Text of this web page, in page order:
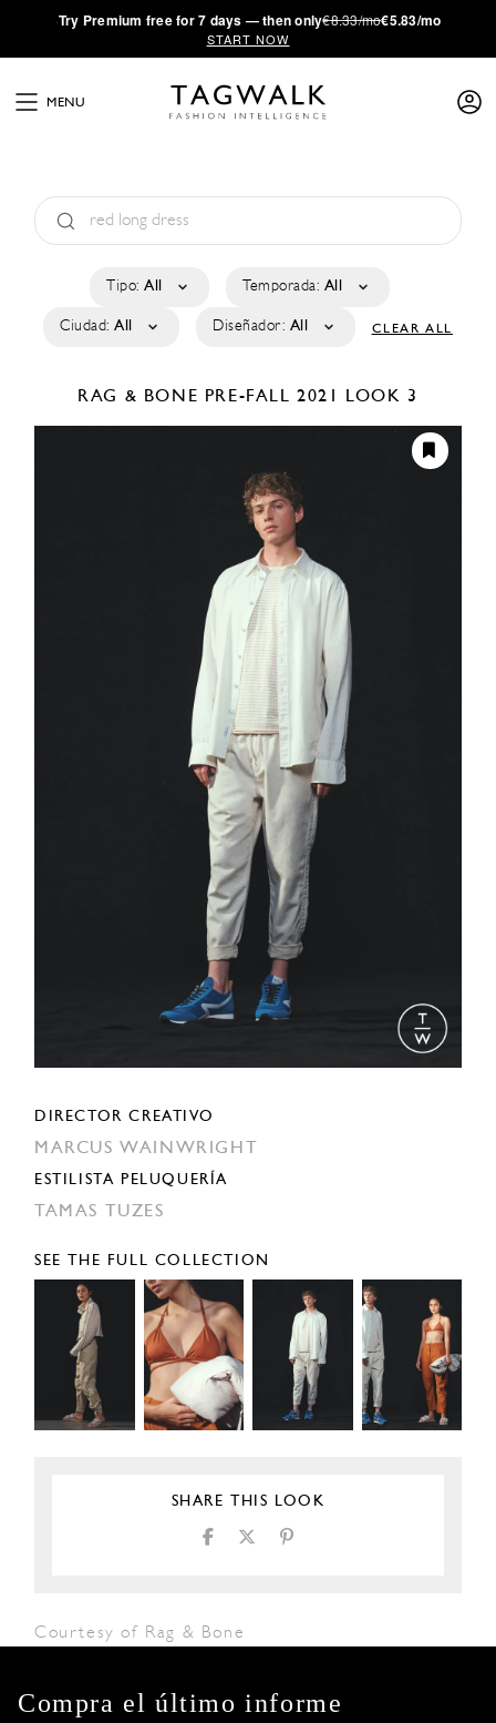
·Try Premium free for 7 days — then only€8.33/mo€5.83/mo
START NOW
MENU
Tipo: All Temporada: All
Ciudad: All Diseñador: All CLEAR ALL
RAG & BONE PRE-FALL 2021 LOOK 3
DIRECTOR CREATIVO
MARCUS WAINWRIGHT
ESTILISTA PELUQUERÍA
TAMAS TUZES
SEE THE FULL COLLECTION
SHARE THIS LOOK
Courtesy of Rag & Bone
Compra el último informe